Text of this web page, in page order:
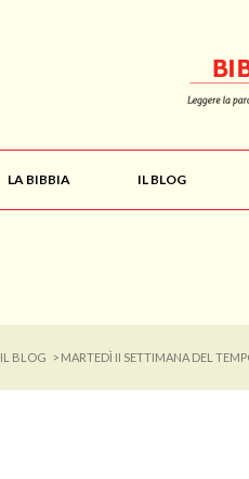
LA BIBBIA IL BLOG
IL BLOG > MARTEDÌ II SETTIMANA DEL